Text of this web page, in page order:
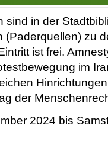
sind in der
(Paderquellen) zu
ist frei.
im
der
2024 bis